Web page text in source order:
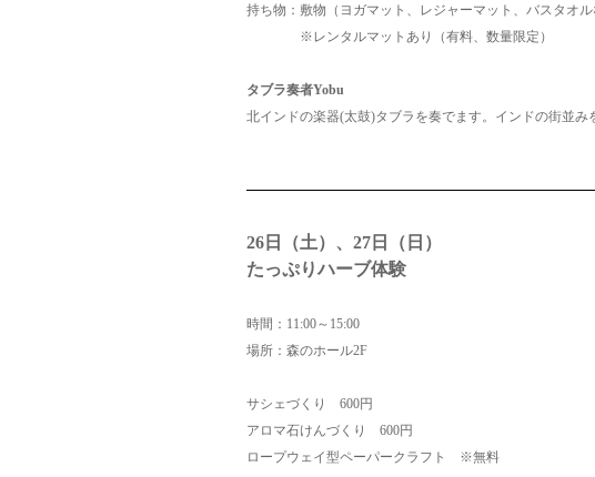
持ち物：敷物（ヨガマット、レジャーマット、バスタオル
※レンタルマットあり（有料、数量限定）
タブラ奏者Yobu
北インドの楽器(太鼓)タブラを奏でます。インドの街並み
26日（土）、27日（日）
たっぷりハーブ体験
時間：11:00～15:00
場所：森のホール2F
サシェづくり 600円
アロマ石けんづくり 600円
ロープウェイ型ペーパークラフト ※無料